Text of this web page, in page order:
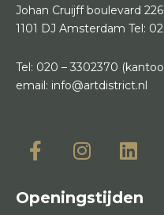
Johan Cruijff boulevard
1101 DJ Amsterdam Tel:
Tel: 020 – 3302370
email: info@artdistrict.nl
Openingstijden